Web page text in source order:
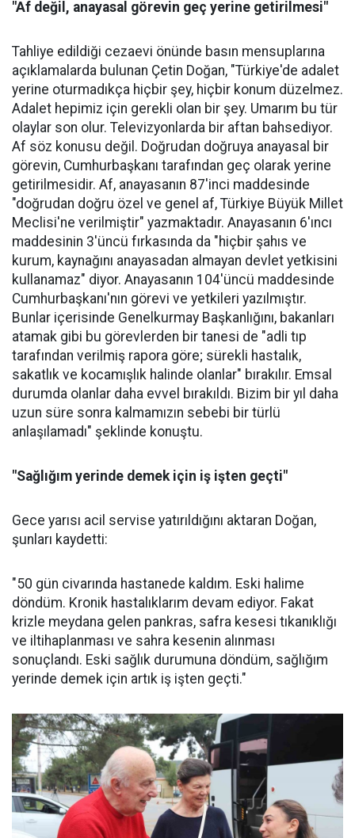
"Af değil, anayasal görevin geç yerine getirilmesi"
Tahliye edildiği cezaevi önünde basın mensuplarına
açıklamalarda bulunan Çetin Doğan, "Türkiye'de adalet
yerine oturmadıkça hiçbir şey, hiçbir konum düzelmez.
Adalet hepimiz için gerekli olan bir şey. Umarım bu tür
olaylar son olur. Televizyonlarda bir aftan bahsediyor.
Af söz konusu değil. Doğrudan doğruya anayasal bir
görevin, Cumhurbaşkanı tarafından geç olarak yerine
getirilmesidir. Af, anayasanın 87'inci maddesinde
"doğrudan doğru özel ve genel af, Türkiye Büyük Millet
Meclisi'ne verilmiştir" yazmaktadır. Anayasanın 6'ıncı
maddesinin 3'üncü fırkasında da "hiçbir şahıs ve
kurum, kaynağını anayasadan almayan devlet yetkisini
kullanamaz" diyor. Anayasanın 104'üncü maddesinde
Cumhurbaşkanı'nın görevi ve yetkileri yazılmıştır.
Bunlar içerisinde Genelkurmay Başkanlığını, bakanları
atamak gibi bu görevlerden bir tanesi de "adli tıp
tarafından verilmiş rapora göre; sürekli hastalık,
sakatlık ve kocamışlık halinde olanlar" bırakılır. Emsal
durumda olanlar daha evvel bırakıldı. Bizim bir yıl daha
uzun süre sonra kalmamızın sebebi bir türlü
anlaşılamadı" şeklinde konuştu.
"Sağlığım yerinde demek için iş işten geçti"
Gece yarısı acil servise yatırıldığını aktaran Doğan,
şunları kaydetti:
"50 gün civarında hastanede kaldım. Eski halime
döndüm. Kronik hastalıklarım devam ediyor. Fakat
krizle meydana gelen pankras, safra kesesi tıkanıklığı
ve iltihaplanması ve sahra kesenin alınması
sonuçlandı. Eski sağlık durumuna döndüm, sağlığım
yerinde demek için artık iş işten geçti."